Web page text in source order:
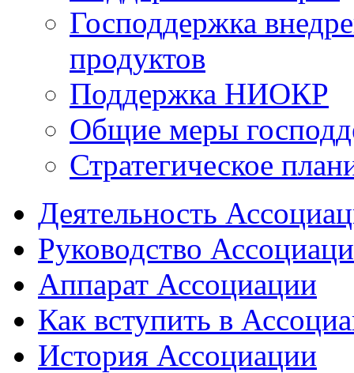
Господдержка
продуктов
Поддержка НИОКР
Общие меры
Стратегическое
Деятельность
Руководство
Аппарат Ассоциации
Как вступить в
История Ассоциации